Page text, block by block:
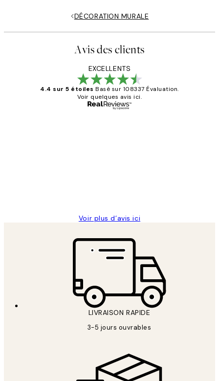
DÉCORATION MURALE
Avis des clients
EXCELLENTS
4.4 sur 5 étoiles Basé sur 108337 Évaluation.
Voir quelques avis ici.
Voir plus d’avis ici
LIVRAISON RAPIDE
3-5 jours ouvrables